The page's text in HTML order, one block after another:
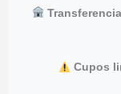
Cupos